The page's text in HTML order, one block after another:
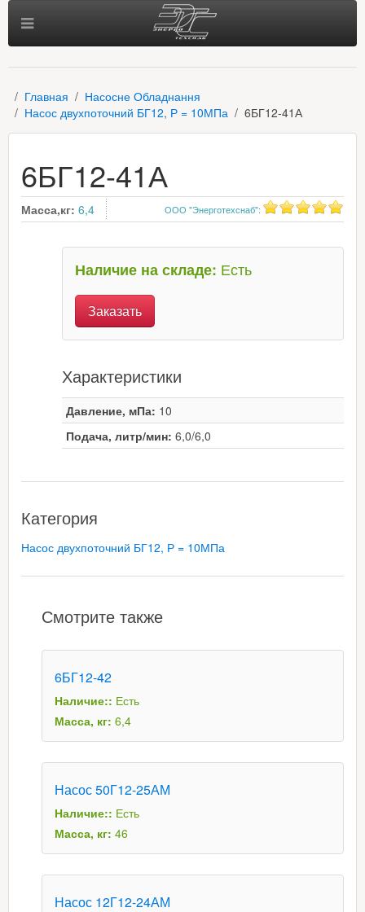
Главная
Насосне Обладнання
Насос двухпоточний БГ12, Р = 10МПа
6БГ12-41А
6БГ12-41А
ООО "Энерготехснаб":
Масса,кг: 6,4
Наличие на складе: Есть
Заказать
Характеристики
Давление, мПа: 10
Подача, литр/мин: 6,0/6,0
Категория
Насос двухпоточний БГ12, Р = 10МПа
Смотрите также
6БГ12-42
Наличие:: Есть
Масса, кг: 6,4
Насос 50Г12-25АМ
Наличие:: Есть
Масса, кг: 46
Насос 12Г12-24АМ